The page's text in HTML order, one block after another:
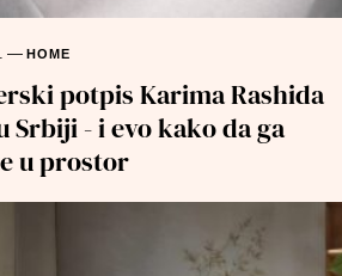
— HOME
potpis Karima Rashida
Srbiji - i evo kako da ga
u prostor